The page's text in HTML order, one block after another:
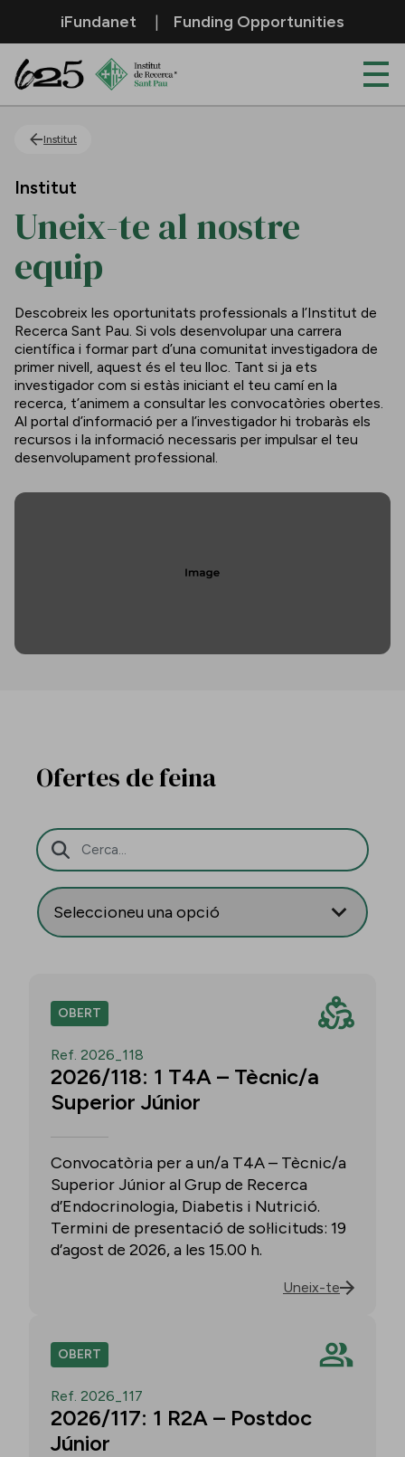
Salta al contingut principal
iFundanet Funding Opportunities
Institut
Institut
Uneix-te al nostre
equip
Descobreix les oportunitats professionals a l’Institut de
Recerca Sant Pau. Si vols desenvolupar una carrera
científica i formar part d’una comunitat investigadora de
primer nivell, aquest és el teu lloc. Tant si ja ets
investigador com si estàs iniciant el teu camí en la
recerca, t’animem a consultar les convocatòries obertes.
Al portal d’informació per a l’investigador hi trobaràs els
recursos i la informació necessaris per impulsar el teu
desenvolupament professional.
Ofertes de feina
Barra de cerca
OBERT
Ref. 2026_118
2026/118: 1 T4A – Tècnic/a
Superior Júnior
Convocatòria per a un/a T4A – Tècnic/a
Superior Júnior al Grup de Recerca
d’Endocrinologia, Diabetis i Nutrició.
Termini de presentació de sol·licituds: 19
d’agost de 2026, a les 15.00 h.
Uneix-te
OBERT
Ref. 2026_117
2026/117: 1 R2A – Postdoc
Júnior